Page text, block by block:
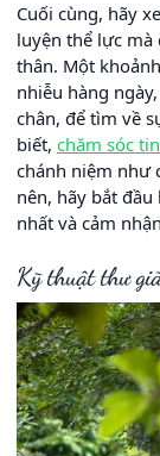
Cuối cùng, hãy
luyện thể lực mà
thân. Một
nhiễu hàng
chân, để tìm về
biết, chăm sóc
chánh niệm như
nên, hãy bắt
nhất và cảm
Kỹ thuật thư